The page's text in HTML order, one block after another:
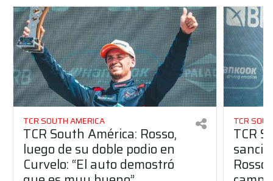
TCR SOUTH AMERICA
TCR South América: Rosso,
luego de su doble podio en
Curvelo: “El auto demostró
TCR
TCR